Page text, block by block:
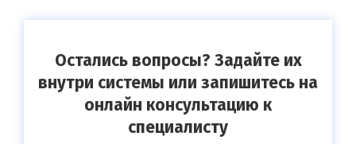
Остались вопросы? Задайте их
внутри системы или запишитесь на
онлайн консультацию к
специалисту